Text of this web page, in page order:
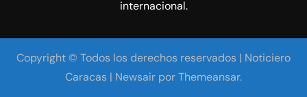
internacional.
Copyright © Todos los derechos reservados | Noticiero
Caracas | Newsair porThemeansar.